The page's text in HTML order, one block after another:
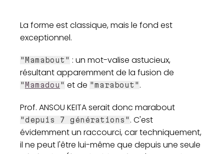
La forme est classique, mais le fond est
exceptionnel.
"Mamabout" : un mot-valise astucieux,
résultant apparemment de la fusion de
" Mamadou " et de "marabout" .
Prof. ANSOU KEITA serait donc marabout
"depuis 7 générations" . C'est
évidemment un raccourci, car techniquement,
il ne peut l'être lui-même que depuis une seule